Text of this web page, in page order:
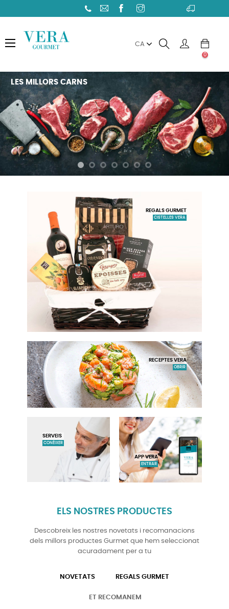
Toggle
☰ CA
0
LES MILLORS CARNS
REGALS GURMET
CISTELLES VERA
RECEPTES VERA
OBRIR
SERVEIS
CONÈIXER
APP VERA
ENTRAR
ELS NOSTRES PRODUCTES
Descobreix les nostres novetats i recomanacions
dels millors productes Gurmet que hem seleccionat
acuradament per a tu
NOVETATS REGALS GURMET
ET RECOMANEM